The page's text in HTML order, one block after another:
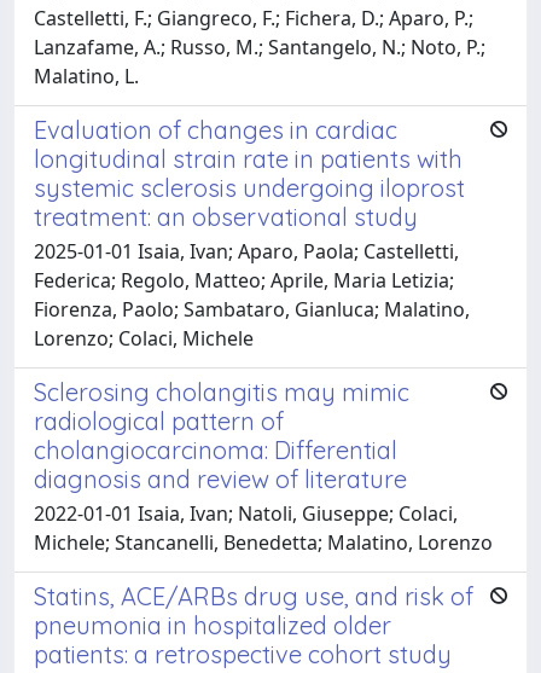
Castelletti, F.; Giangreco, F.; Fichera, D.; Aparo, P.;
Lanzafame, A.; Russo, M.; Santangelo, N.; Noto, P.;
Malatino, L.
Evaluation of changes in cardiac
longitudinal strain rate in patients with
systemic sclerosis undergoing iloprost
treatment: an observational study
2025-01-01 Isaia, Ivan; Aparo, Paola; Castelletti,
Federica; Regolo, Matteo; Aprile, Maria Letizia;
Fiorenza, Paolo; Sambataro, Gianluca; Malatino,
Lorenzo; Colaci, Michele
Sclerosing cholangitis may mimic
radiological pattern of
cholangiocarcinoma: Differential
diagnosis and review of literature
2022-01-01 Isaia, Ivan; Natoli, Giuseppe; Colaci,
Michele; Stancanelli, Benedetta; Malatino, Lorenzo
Statins, ACE/ARBs drug use, and risk of
pneumonia in hospitalized older
patients: a retrospective cohort study